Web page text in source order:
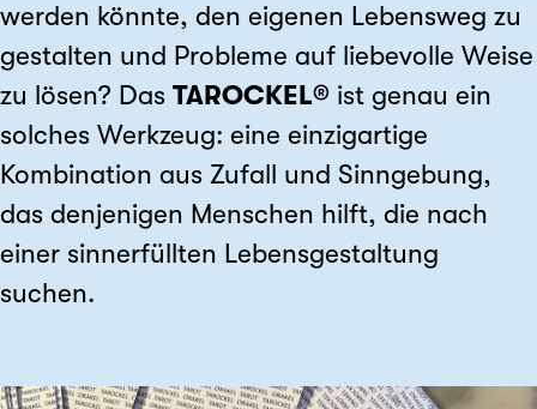
werden könnte, den eigenen Lebensweg zu
gestalten und Probleme auf liebevolle Weise
zu lösen? Das TAROCKEL® ist genau ein
solches Werkzeug: eine einzigartige
Kombination aus Zufall und Sinngebung,
das denjenigen Menschen hilft, die nach
einer sinnerfüllten Lebensgestaltung
suchen.